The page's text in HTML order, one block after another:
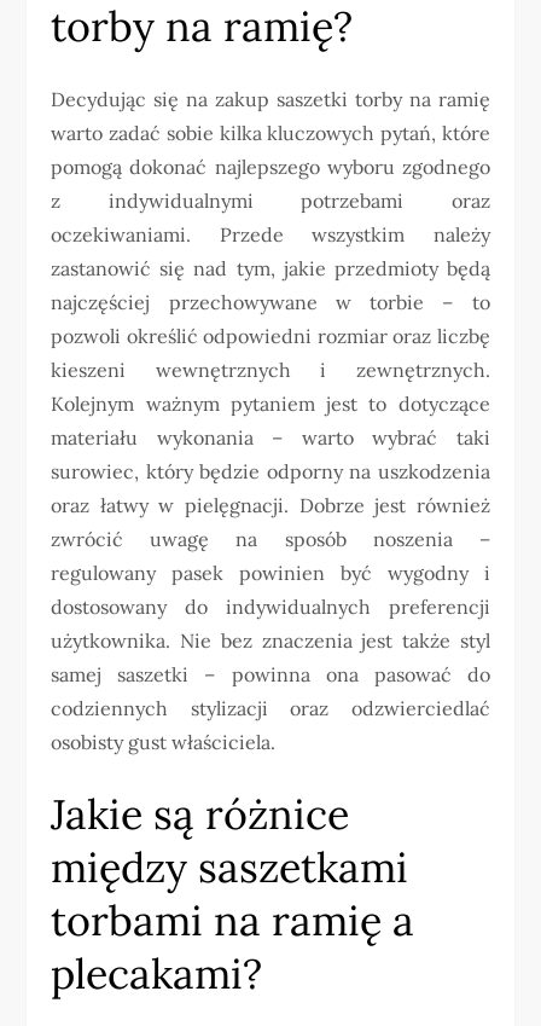
torby na ramię?
Decydując się na zakup saszetki torby na ramię
warto zadać sobie kilka kluczowych pytań, które
pomogą dokonać najlepszego wyboru zgodnego
z indywidualnymi potrzebami oraz
oczekiwaniami. Przede wszystkim należy
zastanowić się nad tym, jakie przedmioty będą
najczęściej przechowywane w torbie – to
pozwoli określić odpowiedni rozmiar oraz liczbę
kieszeni wewnętrznych i zewnętrznych.
Kolejnym ważnym pytaniem jest to dotyczące
materiału wykonania – warto wybrać taki
surowiec, który będzie odporny na uszkodzenia
oraz łatwy w pielęgnacji. Dobrze jest również
zwrócić uwagę na sposób noszenia –
regulowany pasek powinien być wygodny i
dostosowany do indywidualnych preferencji
użytkownika. Nie bez znaczenia jest także styl
samej saszetki – powinna ona pasować do
codziennych stylizacji oraz odzwierciedlać
osobisty gust właściciela.
Jakie są różnice
między saszetkami
torbami na ramię a
plecakami?